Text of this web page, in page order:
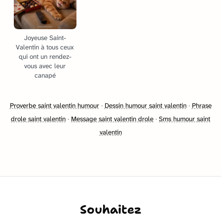
Joyeuse Saint-
Valentin à tous ceux
qui ont un rendez-
vous avec leur
canapé
Proverbe saint valentin humour· Dessin humour saint valentin· Phrase
drole saint valentin · Message saint valentin drole · Sms humour saint
valentin
Souhaitez